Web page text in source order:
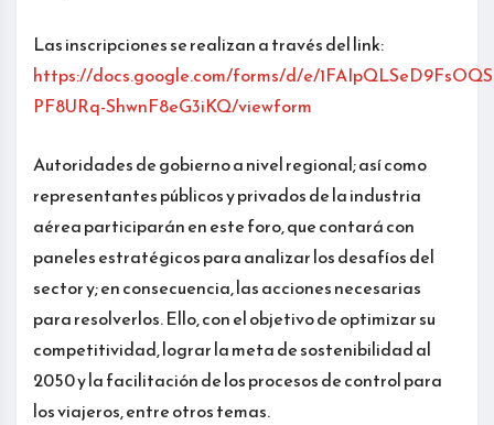
Las inscripciones se realizan a través del link:
https://docs.google.com/forms/d/e/
PF8URq-ShwnF8eG3iKQ/viewform
Autoridades de gobierno a nivel regional; así como
representantes públicos y privados de la industria
aérea participarán en este foro, que contará con
paneles estratégicos para analizar los desafíos del
sector y; en consecuencia, las acciones necesarias
para resolverlos. Ello, con el objetivo de optimizar su
competitividad, lograr la meta de sostenibilidad al
2050 y la facilitación de los procesos de control para
los viajeros, entre otros temas.